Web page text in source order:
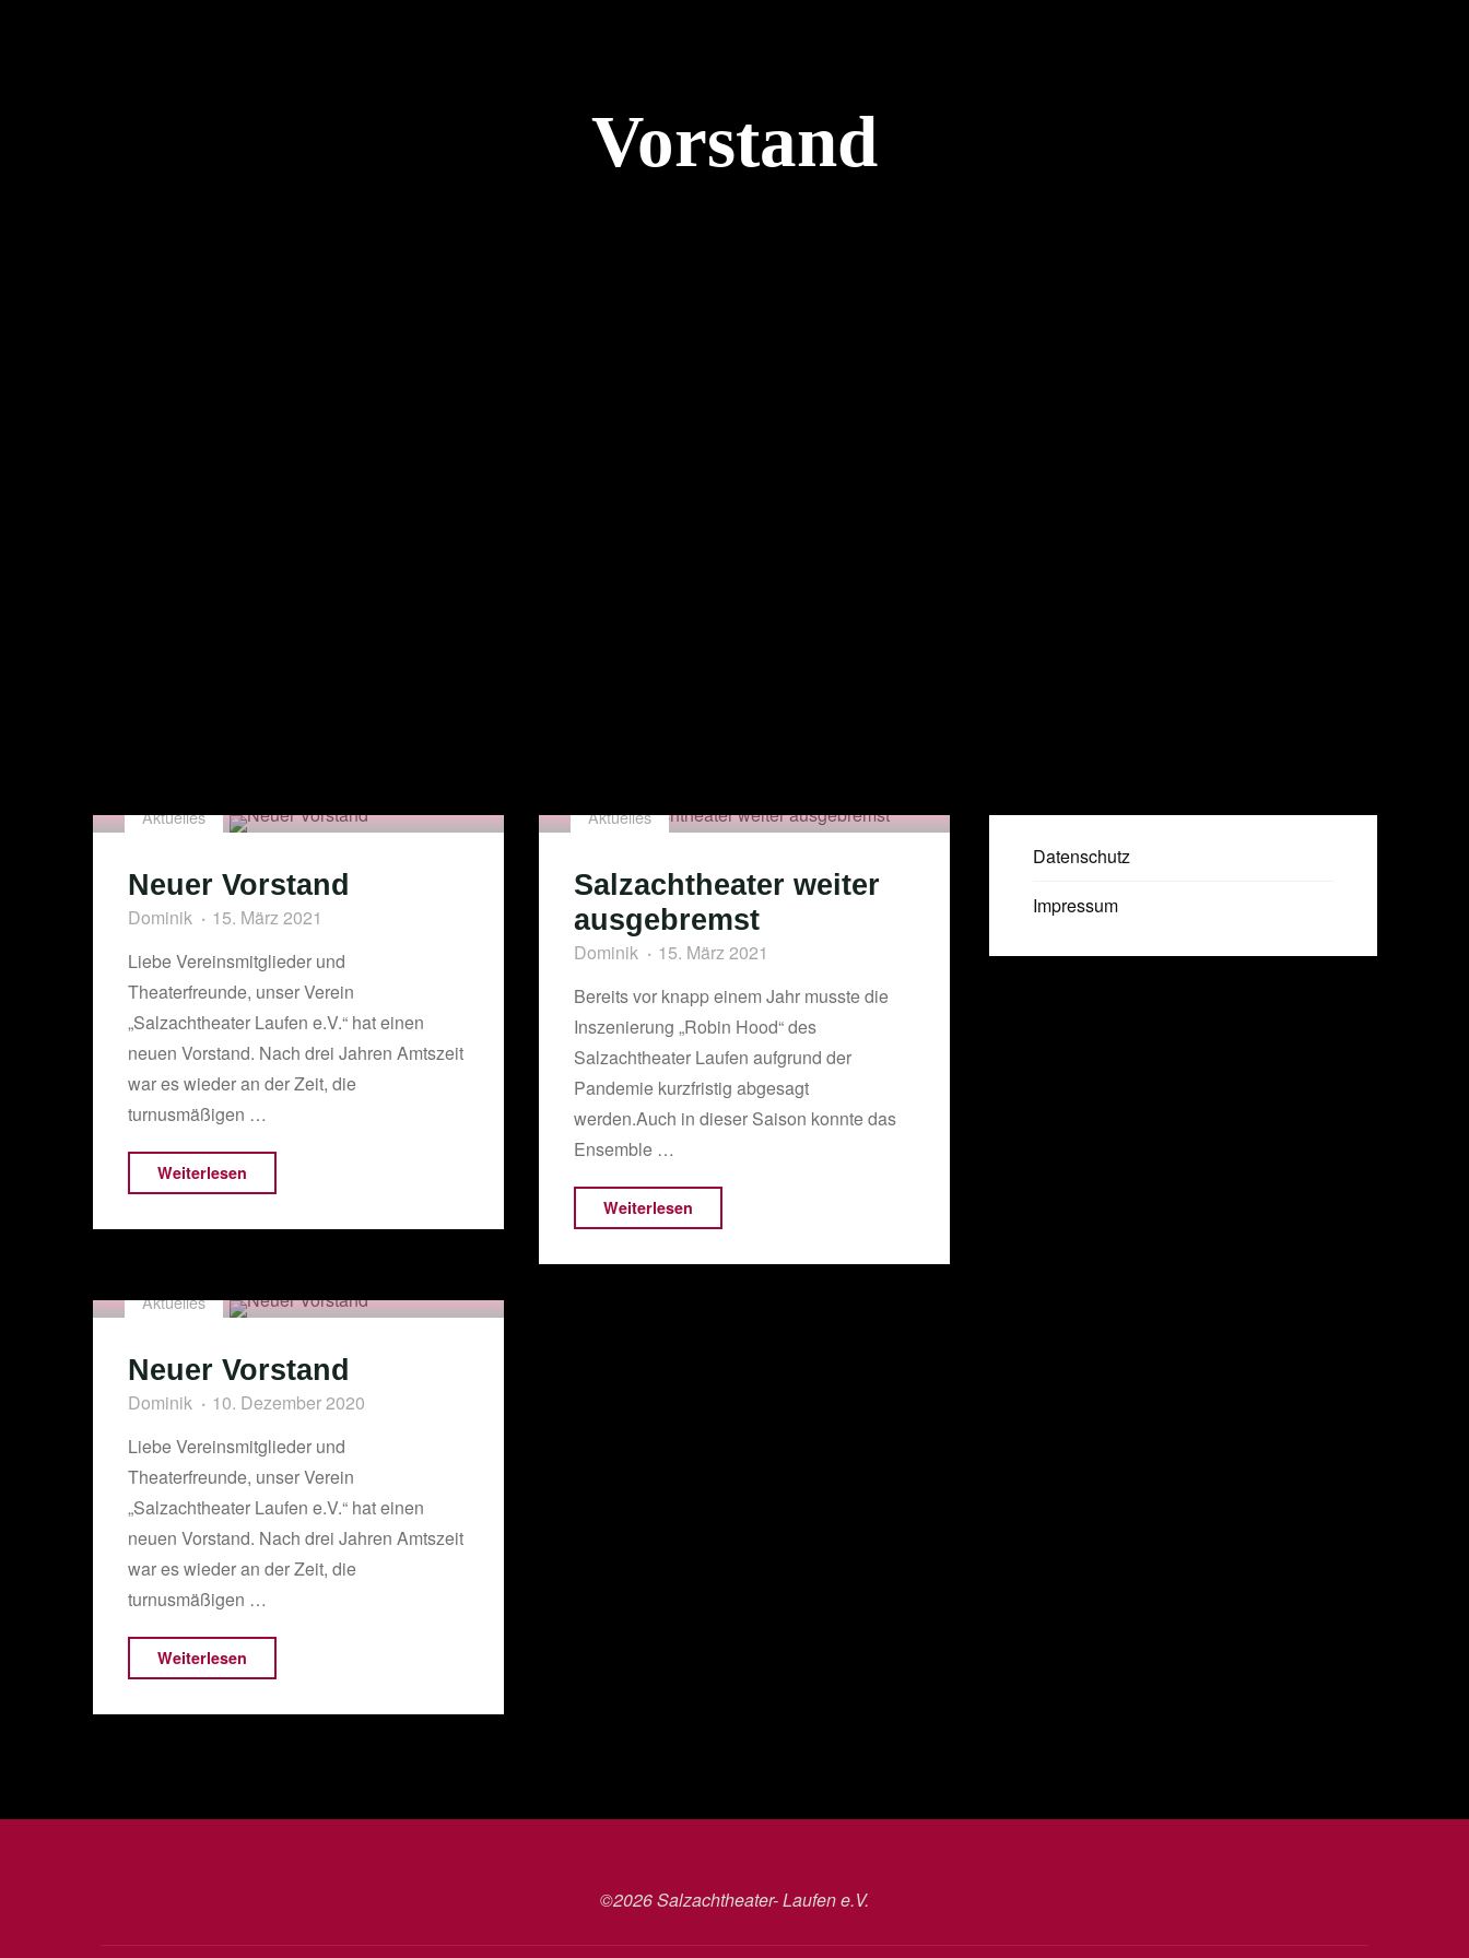
Vorstand
Aktuelles
Neuer Vorstand
Dominik
15. März 2021
Liebe Vereinsmitglieder und
Theaterfreunde, unser Verein
„Salzachtheater Laufen e.V.“ hat einen
neuen Vorstand. Nach drei Jahren Amtszeit
war es wieder an der Zeit, die
turnusmäßigen …
Weiterlesen
Aktuelles
Salzachtheater weiter
ausgebremst
Dominik
15. März 2021
Bereits vor knapp einem Jahr musste die
Inszenierung „Robin Hood“ des
Salzachtheater Laufen aufgrund der
Pandemie kurzfristig abgesagt
werden.Auch in dieser Saison konnte das
Ensemble …
Weiterlesen
ausgebremst"
Aktuelles
Neuer Vorstand
Dominik
10. Dezember 2020
Liebe Vereinsmitglieder und
Theaterfreunde, unser Verein
„Salzachtheater Laufen e.V.“ hat einen
neuen Vorstand. Nach drei Jahren Amtszeit
war es wieder an der Zeit, die
turnusmäßigen …
Weiterlesen
Vorstand"
Datenschutz
Impressum
©2026 Salzachtheater- Laufen e.V.